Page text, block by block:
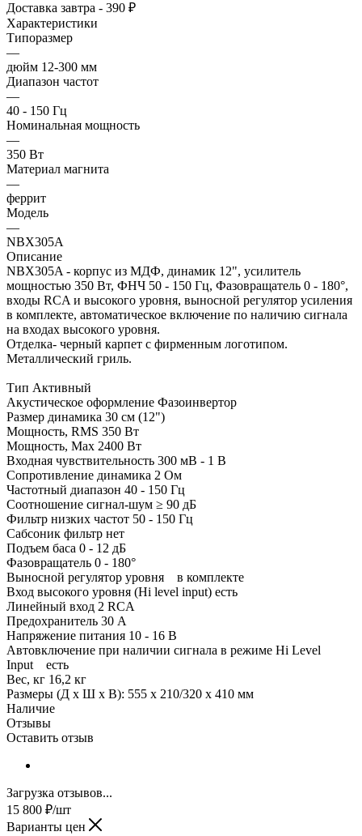
Доставка завтра - 390 ₽
Характеристики
Типоразмер
—
дюйм 12-300 мм
Диапазон частот
—
40 - 150 Гц
Номинальная мощность
—
350 Вт
Материал магнита
—
феррит
Модель
—
NBX305A
Описание
NBX305A - корпус из МДФ, динамик 12", усилитель
мощностью 350 Вт, ФНЧ 50 - 150 Гц, Фазовращатель 0 - 180°,
входы RCA и высокого уровня, выносной регулятор усиления
в комплекте, автоматическое включение по наличию сигнала
на входах высокого уровня.
Отделка- черный карпет с фирменным логотипом.
Металлический гриль.
Тип Активный
Акустическое оформление Фазоинвертор
Размер динамика 30 см (12")
Мощность, RMS 350 Вт
Мощность, Max 2400 Вт
Входная чувствительность 300 мВ - 1 В
Сопротивление динамика 2 Ом
Частотный диапазон 40 - 150 Гц
Соотношение сигнал-шум ≥ 90 дБ
Фильтр низких частот 50 - 150 Гц
Сабсоник фильтр нет
Подъем баса 0 - 12 дБ
Фазовращатель 0 - 180°
Выносной регулятор уровня в комплекте
Вход высокого уровня (Hi level input) есть
Линейный вход 2 RCA
Предохранитель 30 А
Напряжение питания 10 - 16 В
Автовключение при наличии сигнала в режиме Hi Level
Input есть
Вес, кг 16,2 кг
Размеры (Д х Ш х В): 555 х 210/320 х 410 мм
Наличие
Отзывы
Оставить отзыв
Загрузка отзывов...
15 800 ₽/шт
Варианты цен